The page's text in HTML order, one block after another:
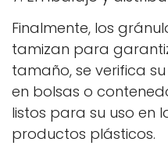
Finalmente, los
tamizan para
tamaño, se verifica
en bolsas o
listos para su uso en
productos plásticos.